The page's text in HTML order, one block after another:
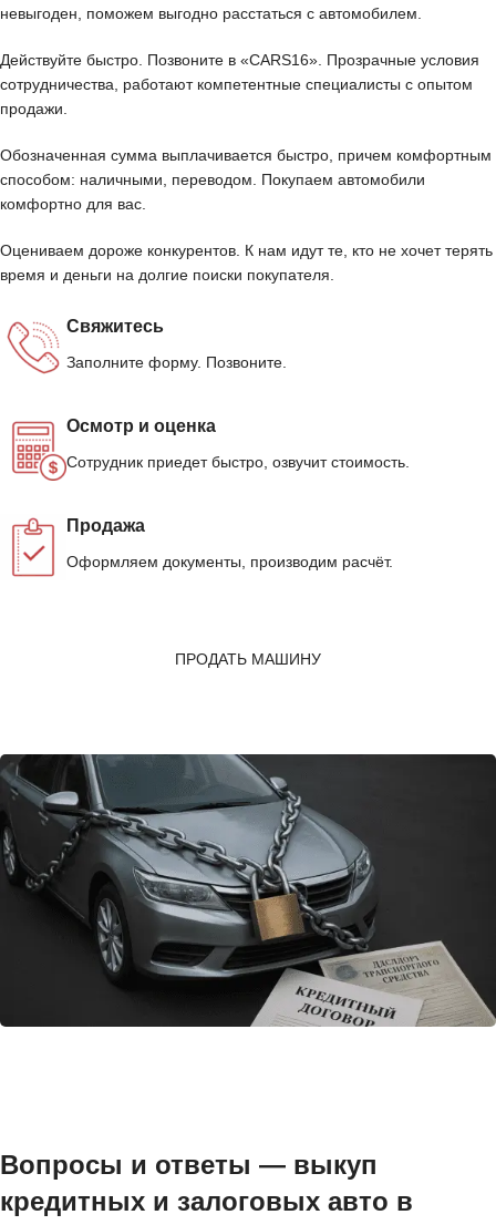
невыгоден, поможем выгодно расстаться с автомобилем.
Действуйте быстро. Позвоните в «CARS16». Прозрачные условия
сотрудничества, работают компетентные специалисты с опытом
продажи.
Обозначенная сумма выплачивается быстро, причем комфортным
способом: наличными, переводом. Покупаем автомобили
комфортно для вас.
Оцениваем дороже конкурентов. К нам идут те, кто не хочет терять
время и деньги на долгие поиски покупателя.
Свяжитесь
Заполните форму. Позвоните.
Осмотр и оценка
Сотрудник приедет быстро, озвучит стоимость.
Продажа
Оформляем документы, производим расчёт.
ПРОДАТЬ МАШИНУ
Вопросы и ответы — выкуп
кредитных и залоговых авто в